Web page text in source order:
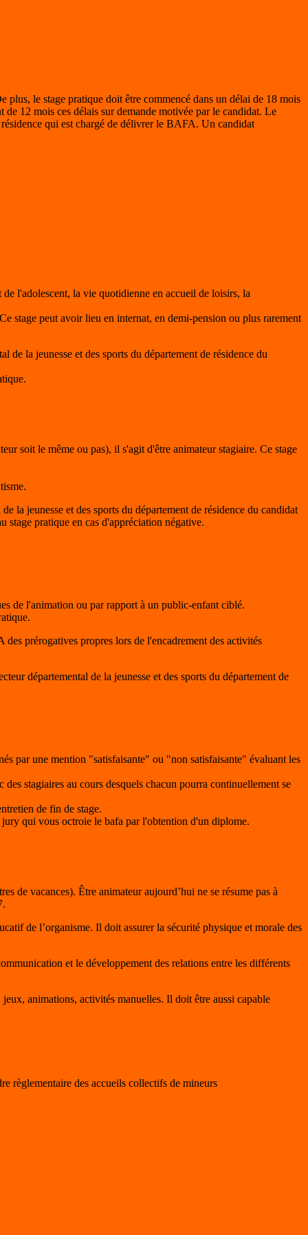
plus, le stage pratique doit être commencé dans un délai de 18 mois
12 mois ces délais sur demande motivée par le candidat. Le
qui est chargé de délivrer le BAFA. Un candidat
l'adolescent, la vie quotidienne en accueil de loisirs, la
stage peut avoir lieu en internat, en demi-pension ou plus rarement
la jeunesse et des sports du département de résidence du
soit le même ou pas), il s'agit d'être animateur stagiaire. Ce stage
la jeunesse et des sports du département de résidence du candidat
stage pratique en cas d'appréciation négative.
de l'animation ou par rapport à un public-enfant ciblé.
prérogatives propres lors de l'encadrement des activités
départemental de la jeunesse et des sports du département de
par une mention "satisfaisante" ou "non satisfaisante" évaluant les
stagiaires au cours desquels chacun pourra continuellement se
de fin de stage.
jury qui vous octroie le bafa par l'obtention d'un diplome.
de vacances). Être animateur aujourd’hui ne se résume pas à
de l’organisme. Il doit assurer la sécurité physique et morale des
et le développement des relations entre les différents
animations, activités manuelles. Il doit être aussi capable
règlementaire des accueils collectifs de mineurs